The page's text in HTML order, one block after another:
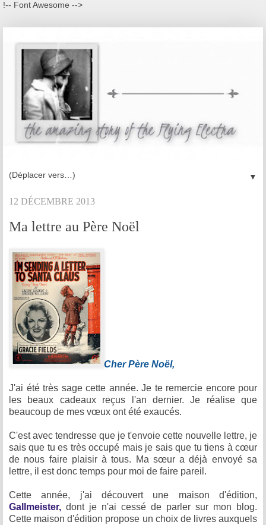
!-- Font Awesome -->
▼
12 DÉCEMBRE 2013
Ma lettre au Père Noël
Cher Père Noël,
J'ai été très sage cette année. Je te remercie encore pour
les beaux cadeaux reçus l'an dernier. Je réalise que
beaucoup de mes vœux ont été exaucés.
C'est avec tendresse que je t'envoie cette nouvelle lettre, je
sais que tu es très occupé mais je sais que tu tiens à cœur
de nous faire plaisir à tous. Ma sœur a déjà envoyé sa
lettre, il est donc temps pour moi de faire pareil.
Cette année, j'ai découvert une maison d'édition,
Gallmeister, dont je n'ai cessé de parler sur mon blog.
Cette maison d'édition propose un choix de livres auxquels